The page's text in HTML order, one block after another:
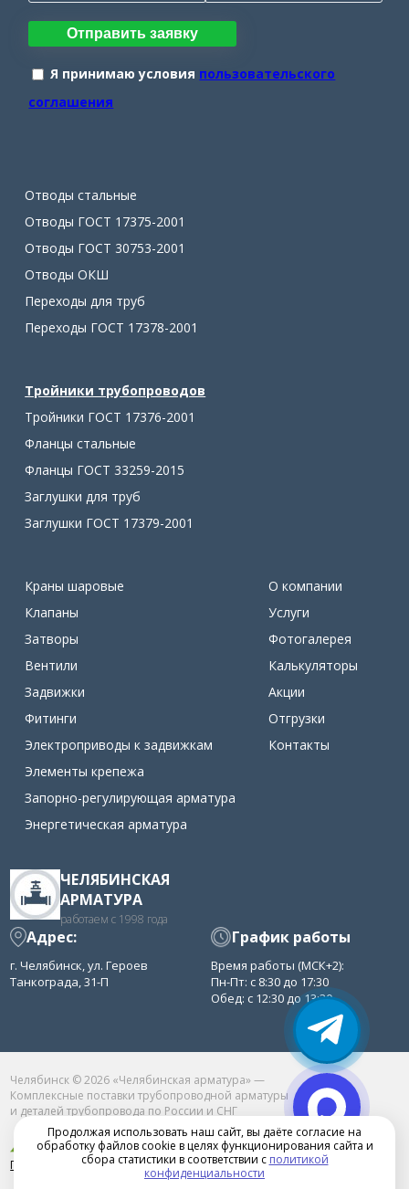
Отправить заявку
Я принимаю условия пользовательского
соглашения
Отводы стальные
Отводы ГОСТ 17375-2001
Отводы ГОСТ 30753-2001
Отводы ОКШ
Переходы для труб
Переходы ГОСТ 17378-2001
Тройники трубопроводов
Тройники ГОСТ 17376-2001
Фланцы стальные
Фланцы ГОСТ 33259-2015
Заглушки для труб
Заглушки ГОСТ 17379-2001
Краны шаровые
Клапаны
Затворы
Вентили
Задвижки
Фитинги
Электроприводы к задвижкам
Элементы крепежа
Запорно-регулирующая арматура
Энергетическая арматура
О компании
Услуги
Фотогалерея
Калькуляторы
Акции
Отгрузки
Контакты
ЧЕЛЯБИНСКАЯ
АРМАТУРА
работаем с 1998 года
Адрес:
г. Челябинск, ул. Героев
Танкограда, 31-П
График работы
Время работы (МСК+2):
Пн-Пт: с 8:30 до 17:30
Обед: с 12:30 до 13:30
Челябинск © 2026 «Челябинская арматура» —
Комплексные поставки трубопроводной арматуры
и деталей трубопровода по России и СНГ
Продвижение сайта в Челябинске
Продолжая использовать наш сайт, вы даёте согласие на
обработку файлов cookie в целях функционирования сайта и
сбора статистики в соответствии с политикой
конфиденциальности